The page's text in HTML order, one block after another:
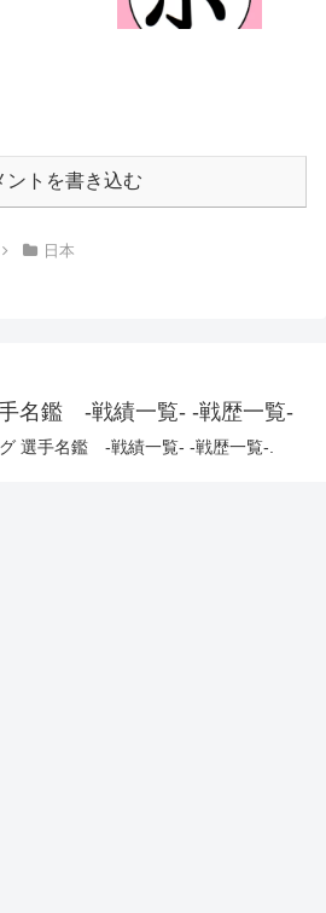
ントを書き込む
日本
名鑑 -戦績一覧- -戦歴一覧-
選手名鑑 -戦績一覧- -戦歴一覧-.